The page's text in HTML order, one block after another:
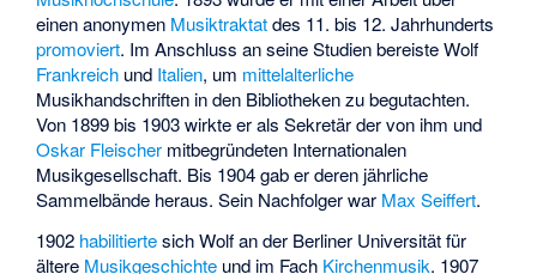
einen anonymen Musiktraktatdes 11. bis 12. Jahrhunderts
promoviert. Im Anschluss an seine Studien bereiste Wolf
Frankreich und Italien, um mittelalterliche
Musikhandschriften in den Bibliotheken zu begutachten.
Von 1899 bis 1903 wirkte er als Sekretär der von ihm und
Oskar Fleischer mitbegründeten Internationalen
Musikgesellschaft. Bis 1904 gab er deren jährliche
Sammelbände heraus. Sein Nachfolger war Max Seiffert.
1902 habilitiertesich Wolf an der Berliner Universität für
ältere Musikgeschichte und im Fach Kirchenmusik. 1907